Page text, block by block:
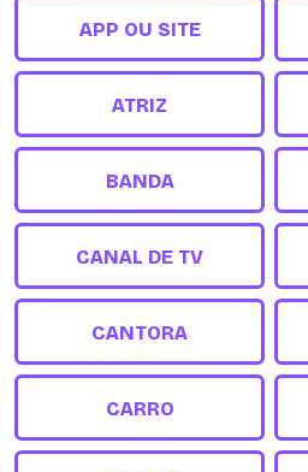
APP OU SITE
ATRIZ
BANDA
CANAL DE TV
CANTORA
CARRO